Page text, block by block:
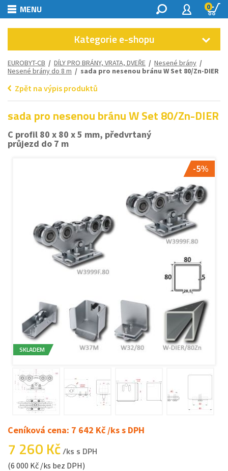
MENU 0
Kategorie e-shopu
EUROBYT-CB / DÍLY PRO BRÁNY, VRATA, DVEŘE / Nesené brány /
Nesené brány do 8 m / sada pro nesenou bránu W Set 80/Zn-DIER
Zpět na výpis produktů
sada pro nesenou bránu W Set 80/Zn-DIER
C profil 80 x 80 x 5 mm, předvrtaný
průjezd do 7 m
-5%
SKLADEM
Ceníková cena: 7 642 Kč /ks s DPH
7 260 Kč/ks s DPH
(6 000 Kč /ks bez DPH)